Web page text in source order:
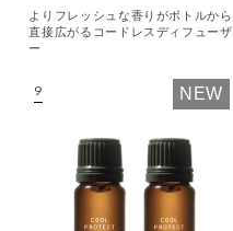
よりフレッシュな香りがボトルから
直接広がるコードレスディフューザ
ー
NEW